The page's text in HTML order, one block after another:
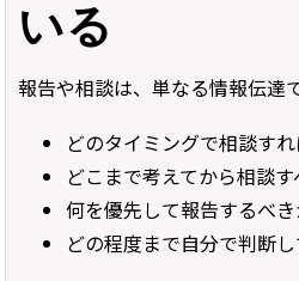
いる
報告や相談は、単なる情報伝達
どのタイミングで相談す
どこまで考えてから相談
何を優先して報告するべ
どの程度まで自分で判断